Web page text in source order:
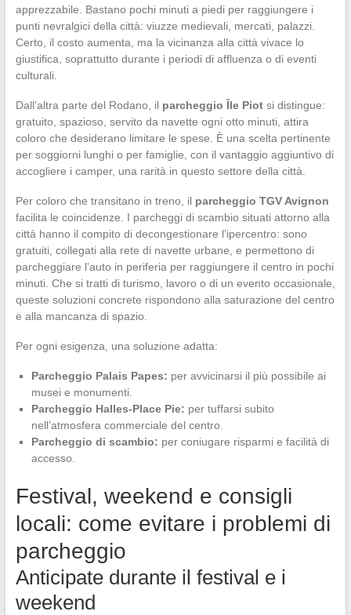
apprezzabile. Bastano pochi minuti a piedi per raggiungere i
punti nevralgici della città: viuzze medievali, mercati, palazzi.
Certo, il costo aumenta, ma la vicinanza alla città vivace lo
giustifica, soprattutto durante i periodi di affluenza o di eventi
culturali.
Dall’altra parte del Rodano, il parcheggio Île Piotsi distingue:
gratuito, spazioso, servito da navette ogni otto minuti, attira
coloro che desiderano limitare le spese. È una scelta pertinente
per soggiorni lunghi o per famiglie, con il vantaggio aggiuntivo di
accogliere i camper, una rarità in questo settore della città.
Per coloro che transitano in treno, il parcheggio TGV Avignon
facilita le coincidenze. I parcheggi di scambio situati attorno alla
città hanno il compito di decongestionare l’ipercentro: sono
gratuiti, collegati alla rete di navette urbane, e permettono di
parcheggiare l’auto in periferia per raggiungere il centro in pochi
minuti. Che si tratti di turismo, lavoro o di un evento occasionale,
queste soluzioni concrete rispondono alla saturazione del centro
e alla mancanza di spazio.
Per ogni esigenza, una soluzione adatta:
Parcheggio Palais Papes: per avvicinarsi il più possibile ai
musei e monumenti.
Parcheggio Halles-Place Pie: per tuffarsi subito
nell’atmosfera commerciale del centro.
Parcheggio di scambio: per coniugare risparmi e facilità di
accesso.
Festival, weekend e consigli
locali: come evitare i problemi di
parcheggio
Anticipate durante il festival e i
weekend